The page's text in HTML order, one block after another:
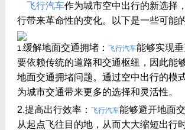
飞行汽车作为城市空中出行的新选择
行带来革命性的变化。以下是一些可能
1.缓解地面交通拥堵： 飞行汽车能够实现
要依赖传统的道路和交通枢纽，因此能
地面交通拥堵问题。通过空中出行的模
为城市交通带来更多的选择和灵活性。
2.提高出行效率： 飞行汽车能够避开地面
从起点飞往目的地，从而大大缩短出行